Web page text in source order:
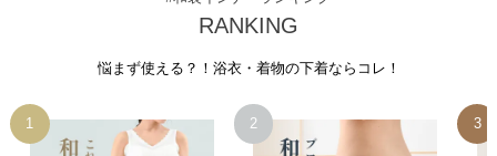
RANKING
悩まず使える？！浴衣・着物の下着ならコレ！